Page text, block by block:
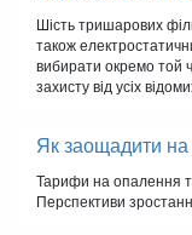
Шість тришарових
також
вибирати окремо той
захисту від усіх
Як заощадити на
Тарифи на опалення
Перспективи